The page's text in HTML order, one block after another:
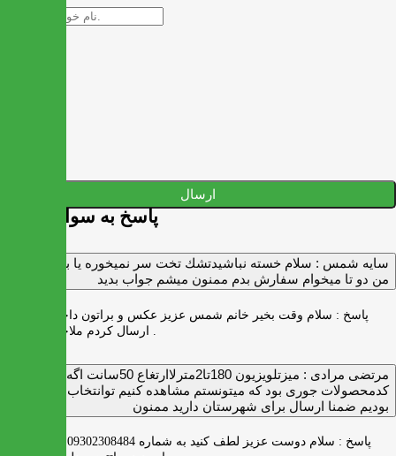
ارسال
پاسخ به سوالات شما
سايه شمس : سلام خسته نباشيدتشك تخت سر نميخوره يا برنميگرده
من دو تا ميخوام سفارش بدم ممنون ميشم جواب بديد
پاسخ : سلام وقت بخیر خانم شمس عزیز عکس و براتون داخل واتس اپ
مرتضی مرادی :
میزتلویزیون 180تا2مترلاارتغاع 50سانت اگه
کدمحصولات جوری بود که میتونستم مشاهده کنیم توانتخاب راحت‌تر
بودیم ضمنا ارسال برای شهرستان دارید ممنون
پاسخ :